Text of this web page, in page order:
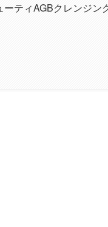
ーティAGBクレンジ